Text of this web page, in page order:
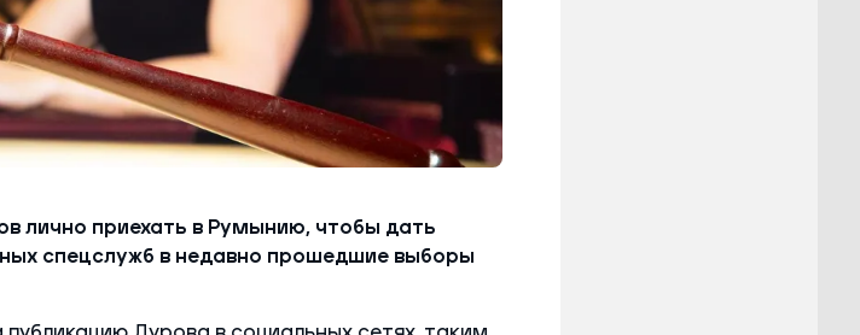
лично приехать в Румынию, чтобы дать
спецслужб в недавно прошедшие выборы